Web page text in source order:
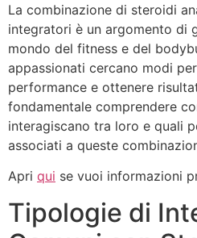
La combinazione di steroidi
integratori è un argomento di
mondo del fitness e del
appassionati cercano modi
performance e ottenere
fondamentale comprendere
interagiscano tra loro e quali
associati a queste
Apri qui se vuoi informazioni
Tipologie di